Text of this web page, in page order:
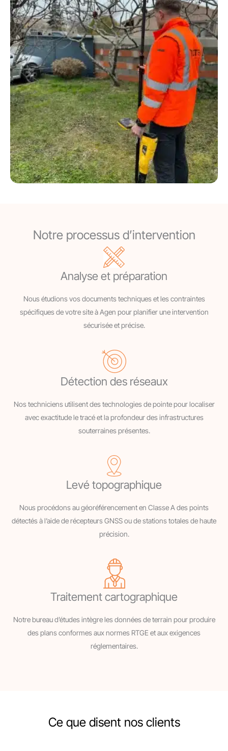
Notre processus d’intervention
Analyse et préparation
Nous étudions vos documents techniques et les contraintes
spécifiques de votre site à Agen pour planifier une intervention
sécurisée et précise.
Détection des réseaux
Nos techniciens utilisent des technologies de pointe pour localiser
avec exactitude le tracé et la profondeur des infrastructures
souterraines présentes.
Levé topographique
Nous procédons au géoréférencement en Classe A des points
détectés à l’aide de récepteurs GNSS ou de stations totales de haute
précision.
Traitement cartographique
Notre bureau d’études intègre les données de terrain pour produire
des plans conformes aux normes RTGE et aux exigences
réglementaires.
Ce que disent nos clients